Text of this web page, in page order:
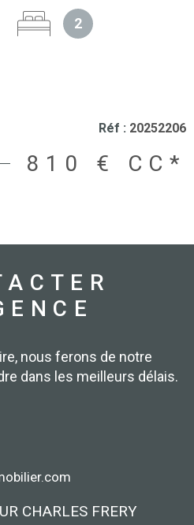
surfaces sont les suivantes : -
: 1.54m2 - Cuisine / Séjour
- Chambre 2 : 20.10. - Salle
DE SUITE Les
2
Réf : 20252206
810 € CC*
nous ferons de notre
dans les meilleurs délais.
CHARLES FRERY